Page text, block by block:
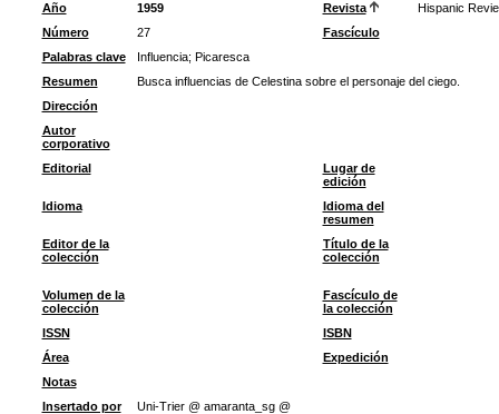
Año
1959 Revista
Hispanic
Número
27
Fascículo
Palabras clave
Influencia; Picaresca
Resumen
Busca influencias de Celestina sobre el personaje del ciego.
Dirección
Autor
corporativo
Editorial
Lugar de
edición
Idioma
Idioma del
resumen
Editor de la
colección
Título de la
colección
Volumen de la
colección
Fascículo de
la colección
ISSN
ISBN
Área
Expedición
Notas
Insertado por
Uni-Trier @ amaranta_sg @